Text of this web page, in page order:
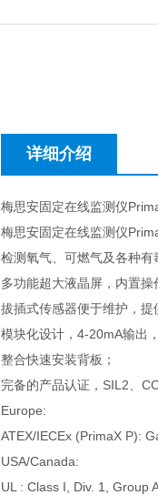
详细介绍
梅思安固定在线监测仪
梅思安固定在线监测仪
检测氧气、可燃气及各种有
多功能超大液晶屏，内置操
拔插式传感器便于维护，提
模块化设计，4-20mA输出
整合快速安装背板；
完备的产品认证，SIL2、
Europe:
ATEX/IECEx (PrimaX P):
USA/Canada:
UL : Class I, Div. 1, Group